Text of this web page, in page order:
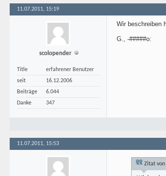
11.07.2011, 15:19
scolopender
Title
erfahrener Benutzer
seit
16.12.2006
Beiträge
6.044
Danke
347
Wir beschreiben
G., -#####o:
11.07.2011, 15:53
Zitat von